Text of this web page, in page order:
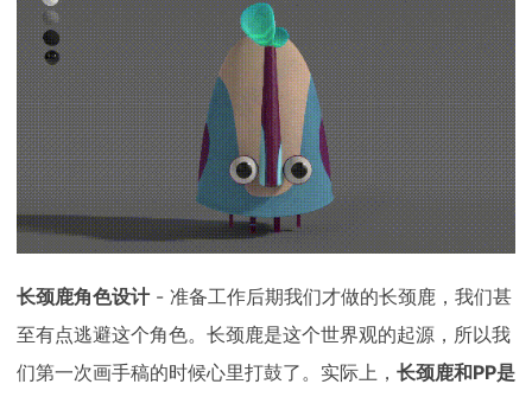
长颈鹿角色设计- 准备工作后期我们才做的长颈鹿，我们甚
至有点逃避这个角色。长颈鹿是这个世界观的起源，所以我
们第一次画手稿的时候心里打鼓了。实际上， 长颈鹿和PP是